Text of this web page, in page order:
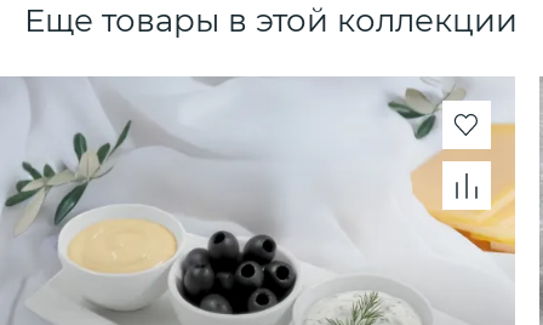
Еще товары в этой коллекции